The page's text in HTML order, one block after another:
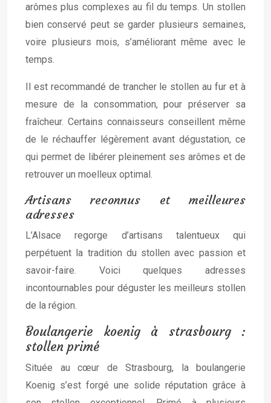
arômes plus complexes au fil du temps. Un stollen
bien conservé peut se garder plusieurs semaines,
voire plusieurs mois, s’améliorant même avec le
temps.
Il est recommandé de trancher le stollen au fur et à
mesure de la consommation, pour préserver sa
fraîcheur. Certains connaisseurs conseillent même
de le réchauffer légèrement avant dégustation, ce
qui permet de libérer pleinement ses arômes et de
retrouver un moelleux optimal.
Artisans reconnus et meilleures
adresses
L’Alsace regorge d’artisans talentueux qui
perpétuent la tradition du stollen avec passion et
savoir-faire. Voici quelques adresses
incontournables pour déguster les meilleurs stollen
de la région.
Boulangerie koenig à strasbourg :
stollen primé
Située au cœur de Strasbourg, la boulangerie
Koenig s’est forgé une solide réputation grâce à